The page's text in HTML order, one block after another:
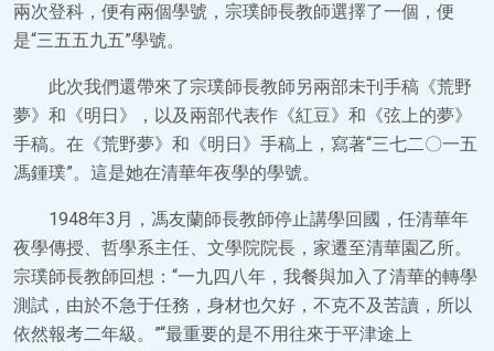
兩次登科，便有兩個學號，宗璞師長教師選擇了一個，便
是“三五五九五”學號。
此次我們還帶來了宗璞師長教師另兩部未刊手稿《荒野
夢》和《明日》，以及兩部代表作《紅豆》和《弦上的夢》
手稿。在《荒野夢》和《明日》手稿上，寫著“三七二〇一五
馮鍾璞”。這是她在清華年夜學的學號。
1948年3月，馮友蘭師長教師停止講學回國，任清華年
夜學傳授、哲學系主任、文學院院長，家遷至清華園乙所。
宗璞師長教師回想：“一九四八年，我餐與加入了清華的轉學
測試，由於不急于任務，身材也欠好，不克不及苦讀，所以
依然報考二年級。”“最重要的是不用往來于平津途上